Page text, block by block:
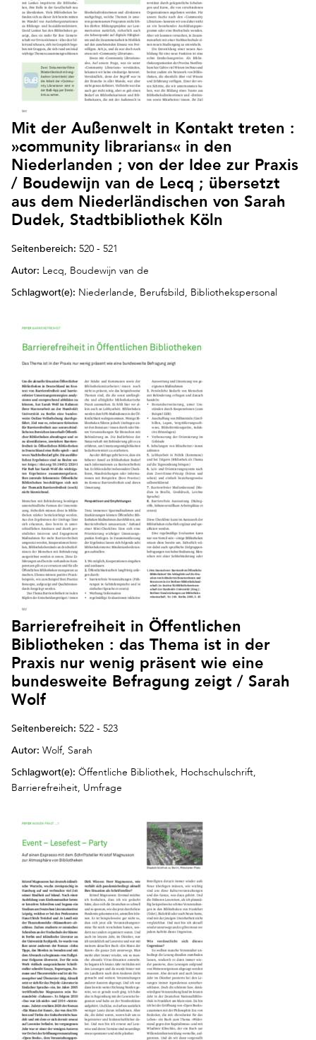
Mit der Außenwelt in Kontakt treten :
»community librarians« in den
Niederlanden ; von der Idee zur Praxis
/ Boudewijn van de Lecq ; übersetzt
aus dem Niederländischen von Sarah
Dudek, Stadtbibliothek Köln
Seitenbereich: 520 - 521
Autor: Lecq, Boudewijn van de
Schlagwort(e): Niederlande, Berufsbild, Bibliothekspersonal
Barrierefreiheit in Öffentlichen
Bibliotheken : das Thema ist in der
Praxis nur wenig präsent wie eine
bundesweite Befragung zeigt / Sarah
Wolf
Seitenbereich: 522 - 523
Autor: Wolf, Sarah
Schlagwort(e): Öffentliche Bibliothek, Hochschulschrift,
Barrierefreiheit, Umfrage